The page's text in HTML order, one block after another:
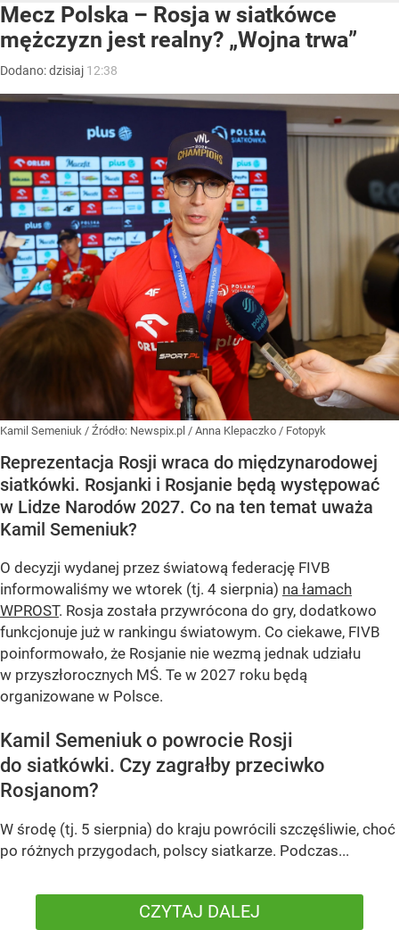
Mecz Polska – Rosja w siatkówce
mężczyzn jest realny? „Wojna trwa”
Dodano:dzisiaj 12:38
Kamil Semeniuk / Źródło: Newspix.pl / Anna Klepaczko / Fotopyk
Reprezentacja Rosji wraca do międzynarodowej
siatkówki. Rosjanki i Rosjanie będą występować
w Lidze Narodów 2027. Co na ten temat uważa
Kamil Semeniuk?
O decyzji wydanej przez światową federację FIVB
informowaliśmy we wtorek (tj. 4 sierpnia) na łamach
WPROST. Rosja została przywrócona do gry, dodatkowo
funkcjonuje już w rankingu światowym. Co ciekawe, FIVB
poinformowało, że Rosjanie nie wezmą jednak udziału
w przyszłorocznych MŚ. Te w 2027 roku będą
organizowane w Polsce.
Kamil Semeniuk o powrocie Rosji
do siatkówki. Czy zagrałby przeciwko
Rosjanom?
W środę (tj. 5 sierpnia) do kraju powrócili szczęśliwie, choć
po różnych przygodach, polscy siatkarze. Podczas...
CZYTAJ DALEJ